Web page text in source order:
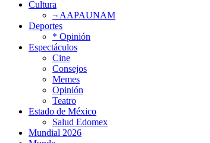
Cultura
¬ AAPAUNAM
Deportes
* Opinión
Espectáculos
Cine
Consejos
Memes
Opinión
Teatro
Estado de México
Salud Edomex
Mundial 2026